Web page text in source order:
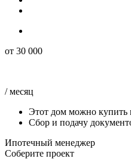
от 30 000
/ месяц
Этот дом можно купить
Сбор и подачу
Ипотечный менеджер
Соберите проект